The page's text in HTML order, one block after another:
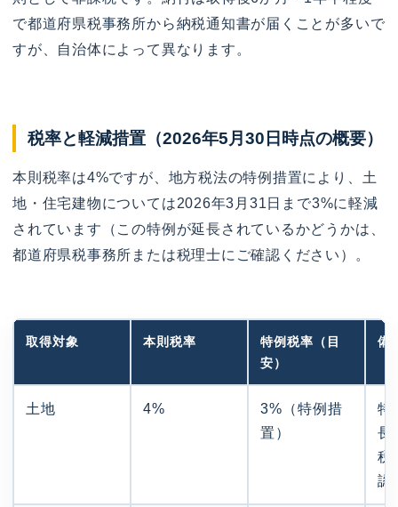
で都道府県税事務所から納税通知書が届くことが多いで
すが、自治体によって異なります。
税率と軽減措置（2026年5月30日時点の概要）
本則税率は4%ですが、地方税法の特例措置により、土
地・住宅建物については2026年3月31日まで3%に軽減
されています（この特例が延長されているかどうかは、
都道府県税事務所または税理士にご確認ください）。
取得対象 本則税率
特例税率（目
安）
備
土地 4%
3%（特例措
置）
特
長
税
認